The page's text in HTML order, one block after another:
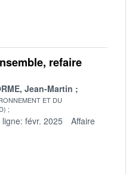
refaire
Jean-Martin
ET DU
févr. 2025
Affaire